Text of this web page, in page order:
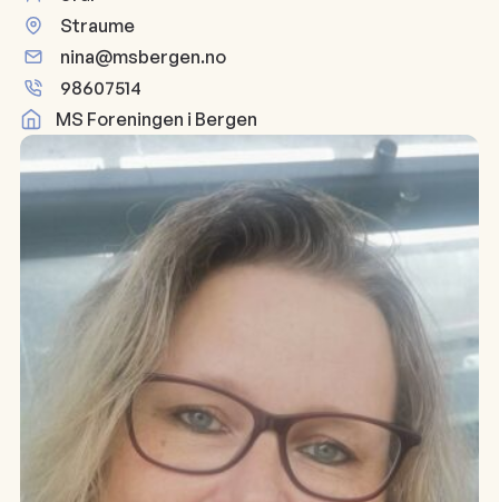
Straume
nina@msbergen.no
98607514
MS Foreningen i Bergen